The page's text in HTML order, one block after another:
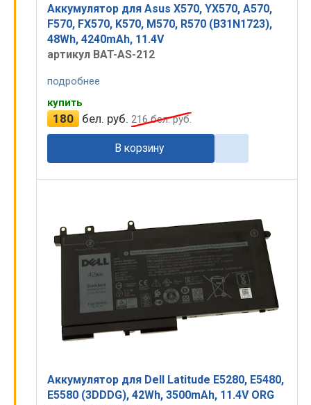
Аккумулятор для Asus X570, YX570, A570,
F570, FX570, K570, M570, R570 (B31N1723),
48Wh, 4240mAh, 11.4V
артикул BAT-AS-212
подробнее
купить
180 бел. руб. 216бел. руб.
В корзину
Аккумулятор для Dell Latitude E5280, E5480,
E5580 (3DDDG), 42Wh, 3500mAh, 11.4V ORG